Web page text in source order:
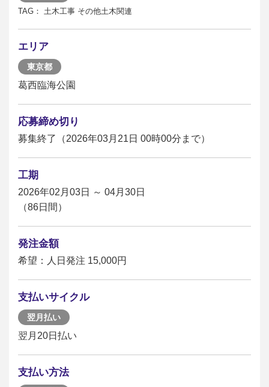
TAG： 土木工事 その他土木関連
エリア
東京都
葛西臨海公園
応募締め切り
募集終了（2026年03月21日 00時00分まで）
工期
2026年02月03日 ～ 04月30日
（86日間）
発注金額
希望：人日発注 15,000円
支払いサイクル
翌月払い
翌月20日払い
支払い方法